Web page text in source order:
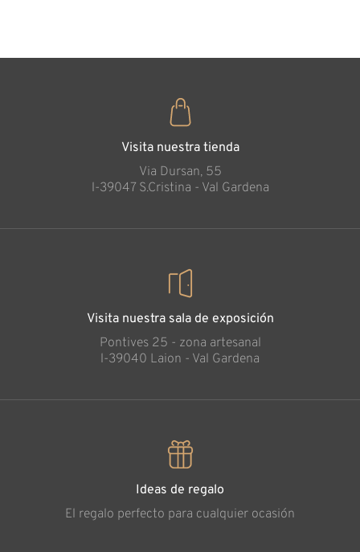
Visita nuestra tienda
Via Dursan, 55
l-39047 S.Cristina - Val Gardena
Visita nuestra sala de exposición
Pontives 25 - zona artesanal
l-39040 Laion - Val Gardena
Ideas de regalo
El regalo perfecto para cualquier ocasión